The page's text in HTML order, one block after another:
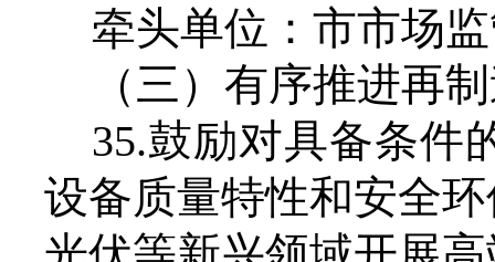
牵头单位：市市场
（三）有序推进再
35.鼓励对具备条件
设备质量特性和安全